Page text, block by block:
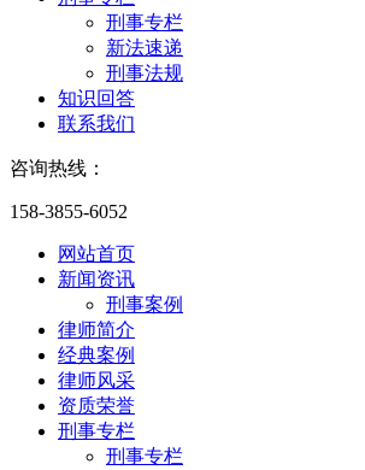
刑事专栏
新法速递
刑事法规
知识回答
联系我们
咨询热线：
158-3855-6052
网站首页
新闻资讯
刑事案例
律师简介
经典案例
律师风采
资质荣誉
刑事专栏
刑事专栏